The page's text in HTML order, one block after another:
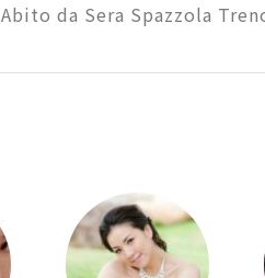
Abito da Sera Spazzola